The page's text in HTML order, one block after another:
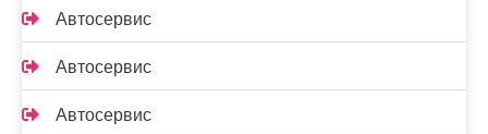
Автосервис
Автосервис
Автосервис